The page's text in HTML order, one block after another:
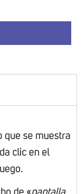
que se muestra
clic en el